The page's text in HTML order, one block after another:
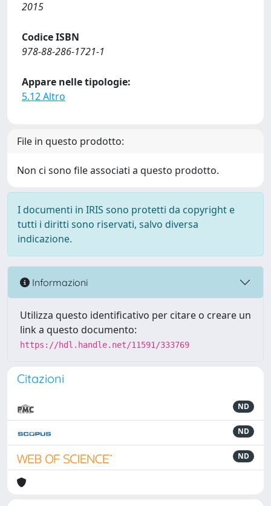
2015
Codice ISBN
978-88-286-1721-1
Appare nelle tipologie:
5.12 Altro
File in questo prodotto:
Non ci sono file associati a questo prodotto.
I documenti in IRIS sono protetti da copyright e
tutti i diritti sono riservati, salvo diversa
indicazione.
Informazioni
Utilizza questo identificativo per citare o creare un
link a questo documento:
https://hdl.handle.net/11591/333769
Citazioni
ND
ND
ND